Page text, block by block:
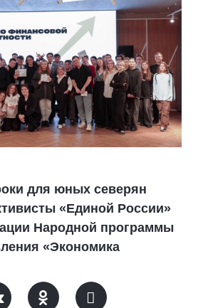
для юных северян
«Единой России»
Народной программы
«Экономика